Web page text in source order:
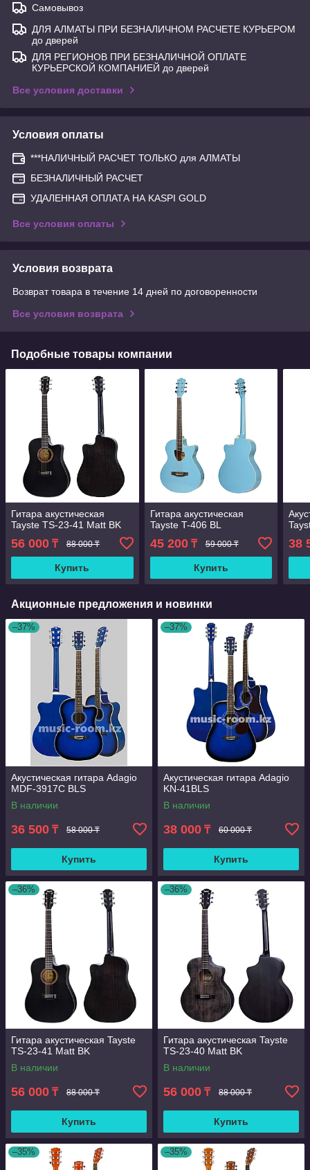
Самовывоз
ДЛЯ АЛМАТЫ ПРИ БЕЗНАЛИЧНОМ РАСЧЕТЕ КУРЬЕРОМ
до дверей
ДЛЯ РЕГИОНОВ ПРИ БЕЗНАЛИЧНОЙ ОПЛАТЕ
КУРЬЕРСКОЙ КОМПАНИЕЙ до дверей
Все условия доставки
Условия оплаты
***НАЛИЧНЫЙ РАСЧЕТ ТОЛЬКО для АЛМАТЫ
БЕЗНАЛИЧНЫЙ РАСЧЕТ
УДАЛЕННАЯ ОПЛАТА НА KASPI GOLD
Все условия оплаты
Условия возврата
Возврат товара в течение 14 дней по договоренности
Все условия возврата
Подобные товары компании
Гитара акустическая
Tayste TS-23-41 Matt BK
56 000 ₸ 88 000 ₸
Купить
Гитара акустическая
Tayste T-406 BL
45 200₸ 59 000 ₸
Купить
38
Акционные предложения и новинки
–37%
Акустическая гитара Adagio
MDF-3917С BLS
В наличии
36 500 ₸ 58 000 ₸
Купить
–37%
Акустическая гитара Adagio
KN-41BLS
В наличии
38 000 ₸ 60 000 ₸
Купить
–36%
Гитара акустическая Tayste
TS-23-41 Matt BK
В наличии
56 000 ₸ 88 000 ₸
Купить
–36%
Гитара акустическая Tayste
TS-23-40 Matt BK
В наличии
56 000 ₸ 88 000 ₸
Купить
–35% –35%